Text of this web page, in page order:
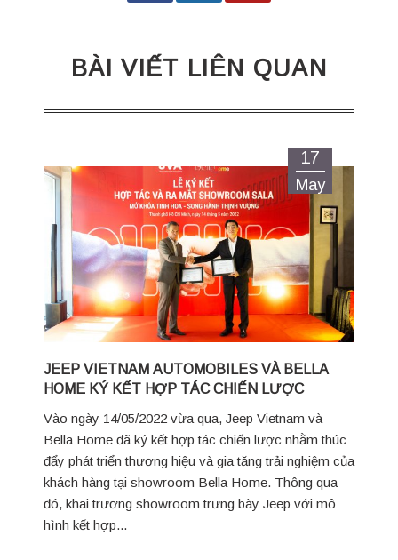
BÀI VIẾT LIÊN QUAN
JEEP VIETNAM AUTOMOBILES VÀ BELLA
HOME KÝ KẾT HỢP TÁC CHIẾN LƯỢC
Vào ngày 14/05/2022 vừa qua, Jeep Vietnam và
Bella Home đã ký kết hợp tác chiến lược nhằm thúc
đẩy phát triển thương hiệu và gia tăng trải nghiệm của
khách hàng tại showroom Bella Home. Thông qua
đó, khai trương showroom trưng bày Jeep với mô
hình kết hợp...
17
May